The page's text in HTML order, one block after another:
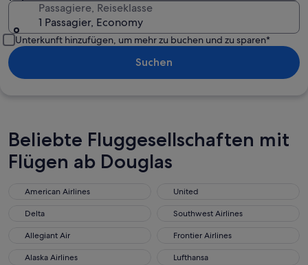
Passagiere, Reiseklasse
1 Passagier, Economy
Unterkunft hinzufügen, um mehr zu buchen und zu sparen*
Suchen
Beliebte Fluggesellschaften mit
Flügen ab Douglas
American Airlines
United
Delta
Southwest Airlines
Allegiant Air
Frontier Airlines
Alaska Airlines
Lufthansa